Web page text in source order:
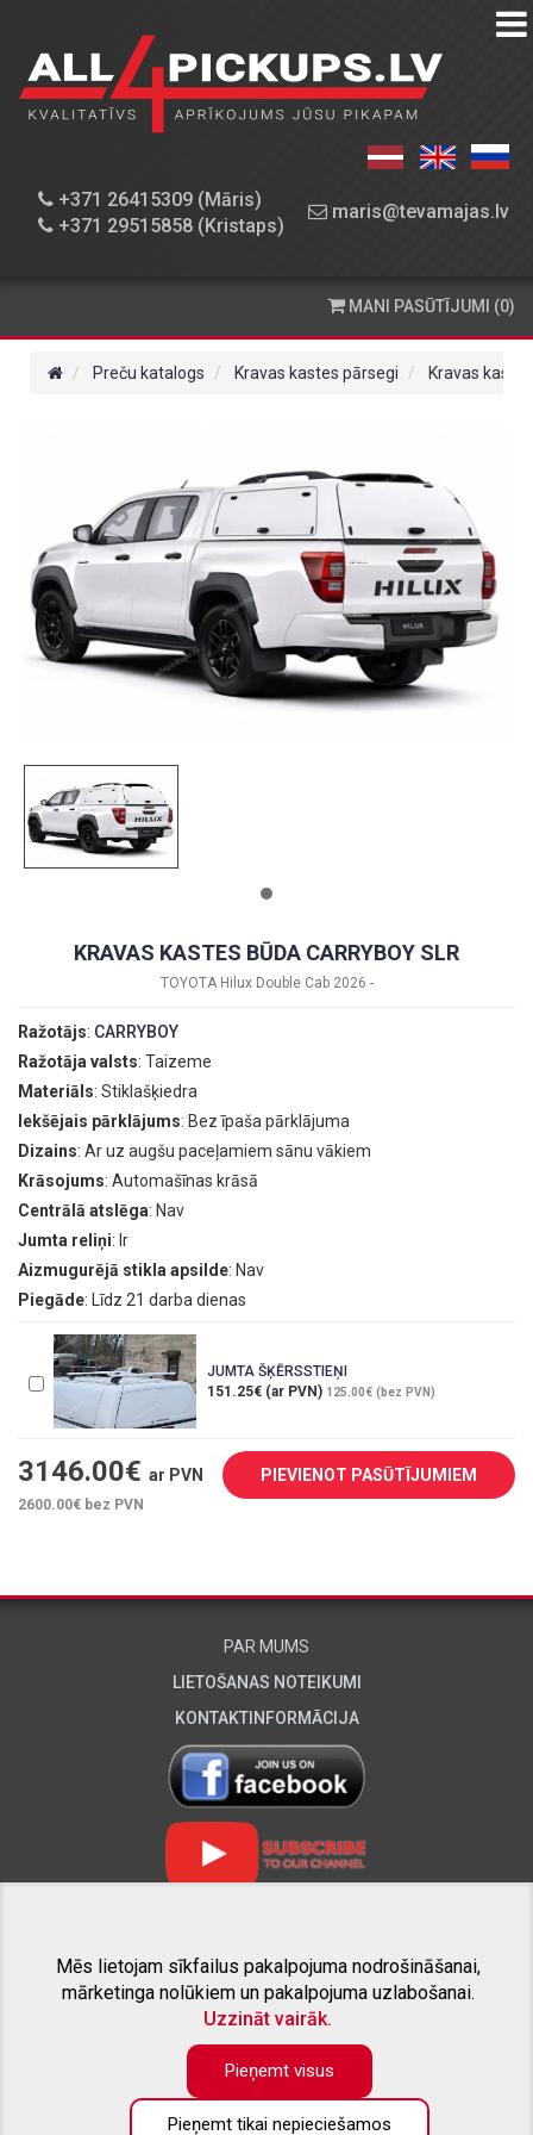
+371 26415309 (Māris)
+371 29515858 (Kristaps)
maris@tevamajas.lv
PREČU
KATALOGS
PIEGĀDE
MANI PASŪTĪJUMI (0)
Preču katalogs Kravas kastes pārsegi Kravas
KRAVAS KASTES BŪDA CARRYBOY SLR
TOYOTA Hilux Double Cab 2026 -
Ražotājs: CARRYBOY
Ražotāja valsts: Taizeme
Materiāls: Stiklašķiedra
Iekšējais pārklājums: Bez īpaša pārklājuma
Dizains: Ar uz augšu paceļamiem sānu vākiem
Krāsojums: Automašīnas krāsā
Centrālā atslēga: Nav
Jumta reliņi: Ir
Aizmugurējā stikla apsilde: Nav
Piegāde: Līdz 21 darba dienas
JUMTA ŠĶĒRSSTIEŅI
151.25€ (ar PVN) 125.00€ (bez PVN)
3146.00€ ar PVN
2600.00€ bez PVN
PIEVIENOT PASŪTĪJUMIEM
PAR MUMS
LIETOŠANAS NOTEIKUMI
KONTAKTINFORMĀCIJA
SAISTĪTIE PROJEKTI
Preču katalogā pieejama tikai daļa no piedāvāto preču apjoma. Ja
Mēs lietojam sīkfailus pakalpojuma nodrošināšanai,
mārketinga nolūkiem un pakalpojuma uzlabošanai.
Uzzināt vairāk.
Pieņemt visus
Pieņemt tikai nepieciešamos